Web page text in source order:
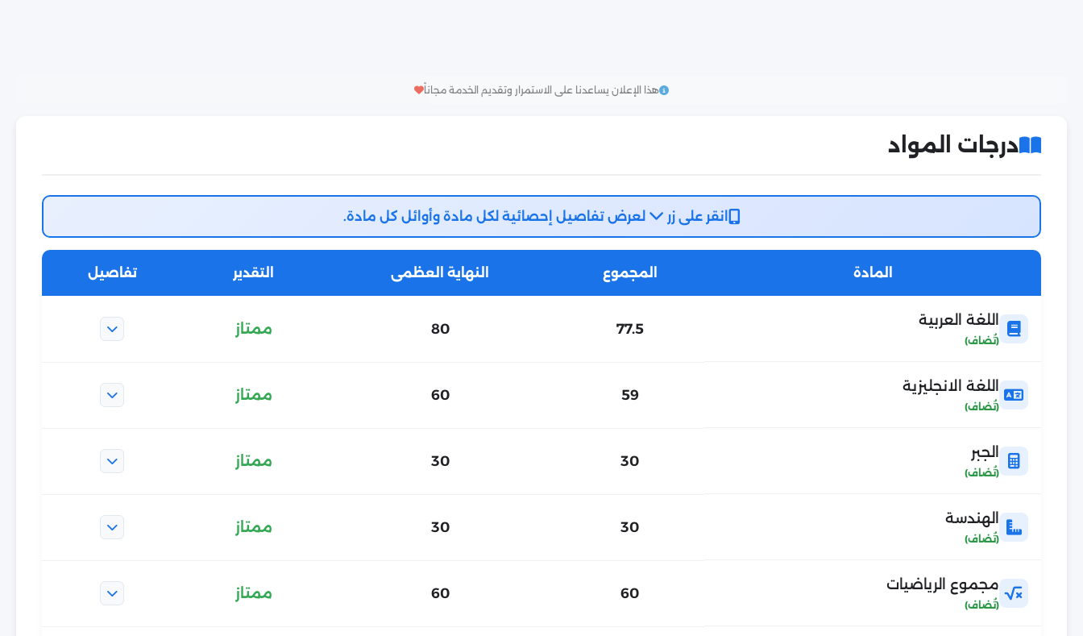
هذا الإعلان يساعدنا على الاستمرار وتقديم الخدمة مجاناً
درجات المواد
انقر على زر لعرض تفاصيل إحصائية لكل مادة وأوائل كل مادة.
المادة المجموع النهاية العظمى التقدير تفاصيل
اللغة العربية
77.5
80 ممتاز
اللغة الانجليزية
59
60 ممتاز
الجبر
30
30 ممتاز
الهندسة
30
30 ممتاز
مجموع الرياضيات
60
60 ممتاز